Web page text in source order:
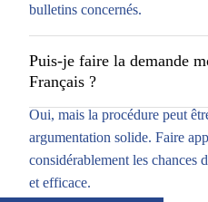
bulletins concernés.
Puis-je faire la demande
Français ?
Oui, mais la procédure peut
argumentation solide. Faire
considérablement les chances
et efficace.